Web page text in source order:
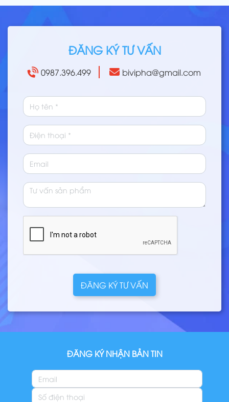
ĐĂNG KÝ TƯ VẤN
0987.396.499 bivipha@gmail.com
ĐĂNG KÝ TƯ VẤN
ĐĂNG KÝ NHẬN BẢN TIN